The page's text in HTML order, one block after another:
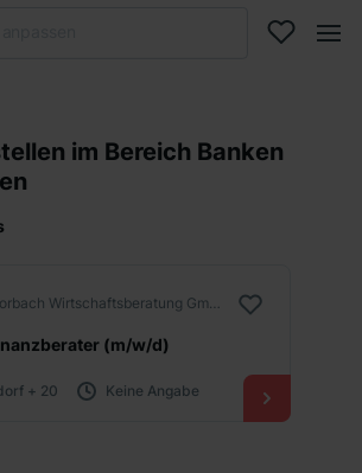
im Bereich Banken
Horbach Wirtschaftsberatung GmbH
(m/w/d)
+ 20 Keine Angabe